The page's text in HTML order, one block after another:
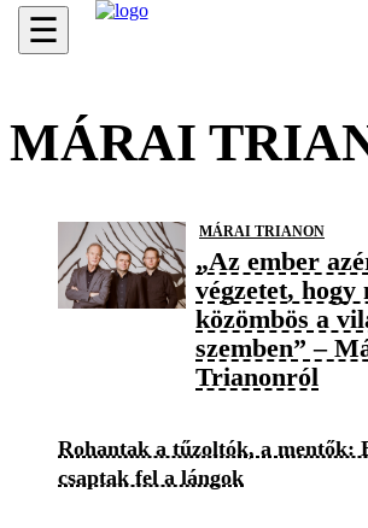
☰
MÁRAI
MÁRAI TRIANON
„Az ember
végzetet, hogy
közömbös a
szemben” –
Trianonról
Rohantak a tűzoltók, a mentők:
csaptak fel a lángok